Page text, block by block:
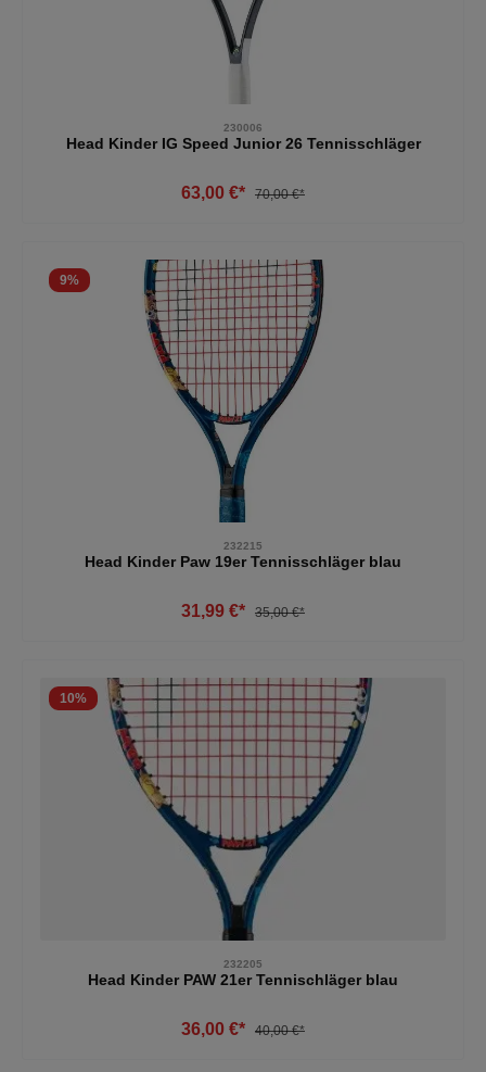
230006
Head Kinder IG Speed Junior 26 Tennisschläger
63,00 €* 70,00 €*
9%
232215
Head Kinder Paw 19er Tennisschläger blau
31,99 €* 35,00 €*
10%
232205
Head Kinder PAW 21er Tennischläger blau
36,00 €* 40,00 €*